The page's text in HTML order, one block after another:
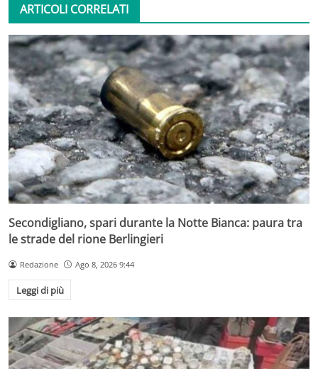
ARTICOLI CORRELATI
Secondigliano, spari durante la Notte Bianca: paura tra
le strade del rione Berlingieri
Redazione Ago 8, 2026 9:44
Leggi di più